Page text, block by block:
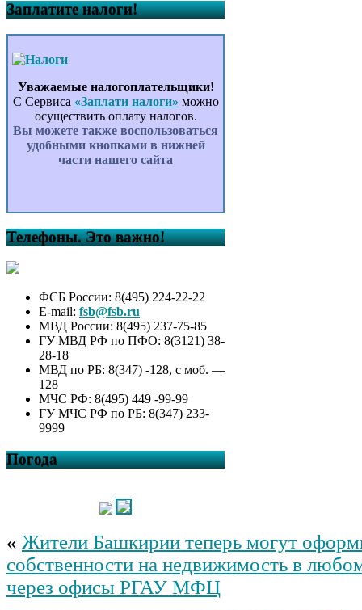
Заплатите налоги!
Уважаемые налогоплательщики!
С Сервиса «Заплати налоги» можно
осуществить оплату налогов.
Вы можете также воспользоваться
удобными кнопками в нижней
части нашего сайта
Телефоны. Это важно!
ФСБ России: 8(495) 224-22-22
E-mail: fsb@fsb.ru
МВД России: 8(495) 237-75-85
ГУ МВД РФ по ПФО: 8(3121) 38-
28-18
МВД по РБ: 8(347) -128, с моб. —
128
МЧС РФ: 8(495) 449 -99-99
ГУ МЧС РФ по РБ: 8(347) 233-
9999
Погода
« Жители Башкирии теперь могут
собственности на недвижимость в
через офисы РГАУ МФЦ